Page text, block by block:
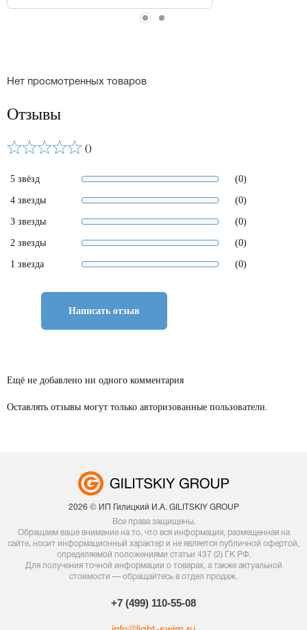
Нет просмотренных товаров
Отзывы
()
5 звёзд (0)
4 звезды (0)
3 звезды (0)
2 звезды (0)
1 звезда (0)
Написать отзыв
Ещё не добавлено ни одного комментария
Оставлять отзывы могут только авторизованные пользователи.
2026 © ИП Гилицкий И.А. GILITSKIY GROUP
Все права защищены.
Обращаем ваше внимание на то, что вся информация, размещенная на
сайте, носит информационный характер и не является публичной офертой,
определяемой положениями статьи 437 (2) ГК РФ.
Для получения точной информации о товарах, а также актуальной
стоимости — обращайтесь в отдел продаж.
+7 (499) 110-55-08